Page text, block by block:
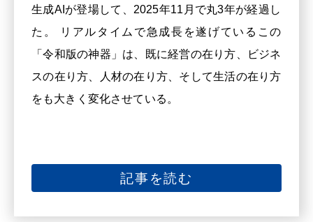
生成AIが登場して、2025年11月で丸3年が経過し
た。 リアルタイムで急成長を遂げているこの
「令和版の神器」は、既に経営の在り方、ビジネ
スの在り方、人材の在り方、そして生活の在り方
をも大きく変化させている。
記事を読む